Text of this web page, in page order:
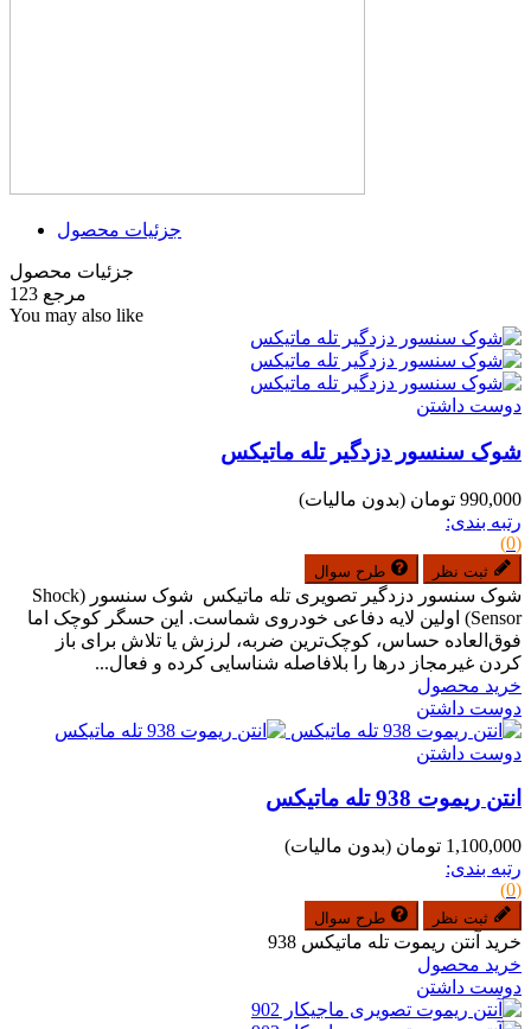
جزئیات محصول
جزئیات محصول
مرجع 123
You may also like
دوست داشتن
شوک سنسور دزدگیر تله ماتیکس
990,000 تومان
(بدون مالیات)
رتبه بندی:
(0)
ثبت نظر طرح سوال
شوک سنسور دزدگیر تصویری تله ماتیکس شوک سنسور (Shock
Sensor) اولین لایه دفاعی خودروی شماست. این حسگر کوچک اما
فوق‌العاده حساس، کوچک‌ترین ضربه، لرزش یا تلاش برای باز
کردن غیرمجاز درها را بلافاصله شناسایی کرده و فعال...
خرید محصول
دوست داشتن
دوست داشتن
انتن ریموت 938 تله ماتیکس
1,100,000 تومان
(بدون مالیات)
رتبه بندی:
(0)
ثبت نظر طرح سوال
خرید آنتن ریموت تله ماتیکس 938
خرید محصول
دوست داشتن